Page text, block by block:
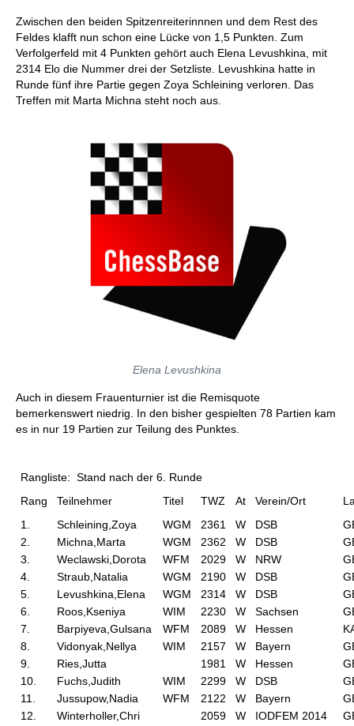
Zwischen den beiden Spitzenreiterinnnen und dem Rest des
Feldes klafft nun schon eine Lücke von 1,5 Punkten. Zum
Verfolgerfeld mit 4 Punkten gehört auch Elena Levushkina, mit
2314 Elo die Nummer drei der Setzliste. Levushkina hatte in
Runde fünf ihre Partie gegen Zoya Schleining verloren. Das
Treffen mit Marta Michna steht noch aus.
Elena Levushkina
Auch in diesem Frauenturnier ist die Remisquote
bemerkenswert niedrig. In den bisher gespielten 78 Partien kam
es in nur 19 Partien zur Teilung des Punktes.
Rangliste: Stand nach der 6. Runde
Rang
Teilnehmer Titel TWZ At Verein/Ort
1.
Schleining,Zoya WGM 2361 W DSB
2.
Michna,Marta WGM 2362 W DSB
3.
Weclawski,Dorota WFM 2029 W NRW
4.
Straub,Natalia WGM 2190 W DSB
5.
Levushkina,Elena WGM 2314 W DSB
6.
Roos,Kseniya WIM 2230 W Sachsen
7.
Barpiyeva,Gulsana WFM 2089 W Hessen
8.
Vidonyak,Nellya WIM 2157 W Bayern
9.
Ries,Jutta 1981 W Hessen
10.
Fuchs,Judith WIM 2299 W DSB
11.
Jussupow,Nadia WFM 2122 W Bayern
12.
Winterholler,Chri 2059 W IODFEM 2014